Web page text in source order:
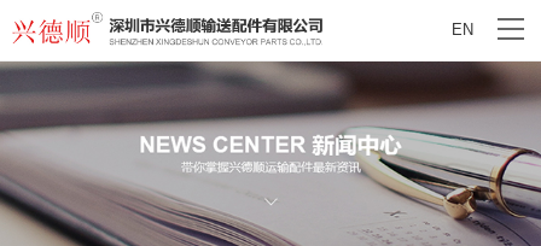
EN